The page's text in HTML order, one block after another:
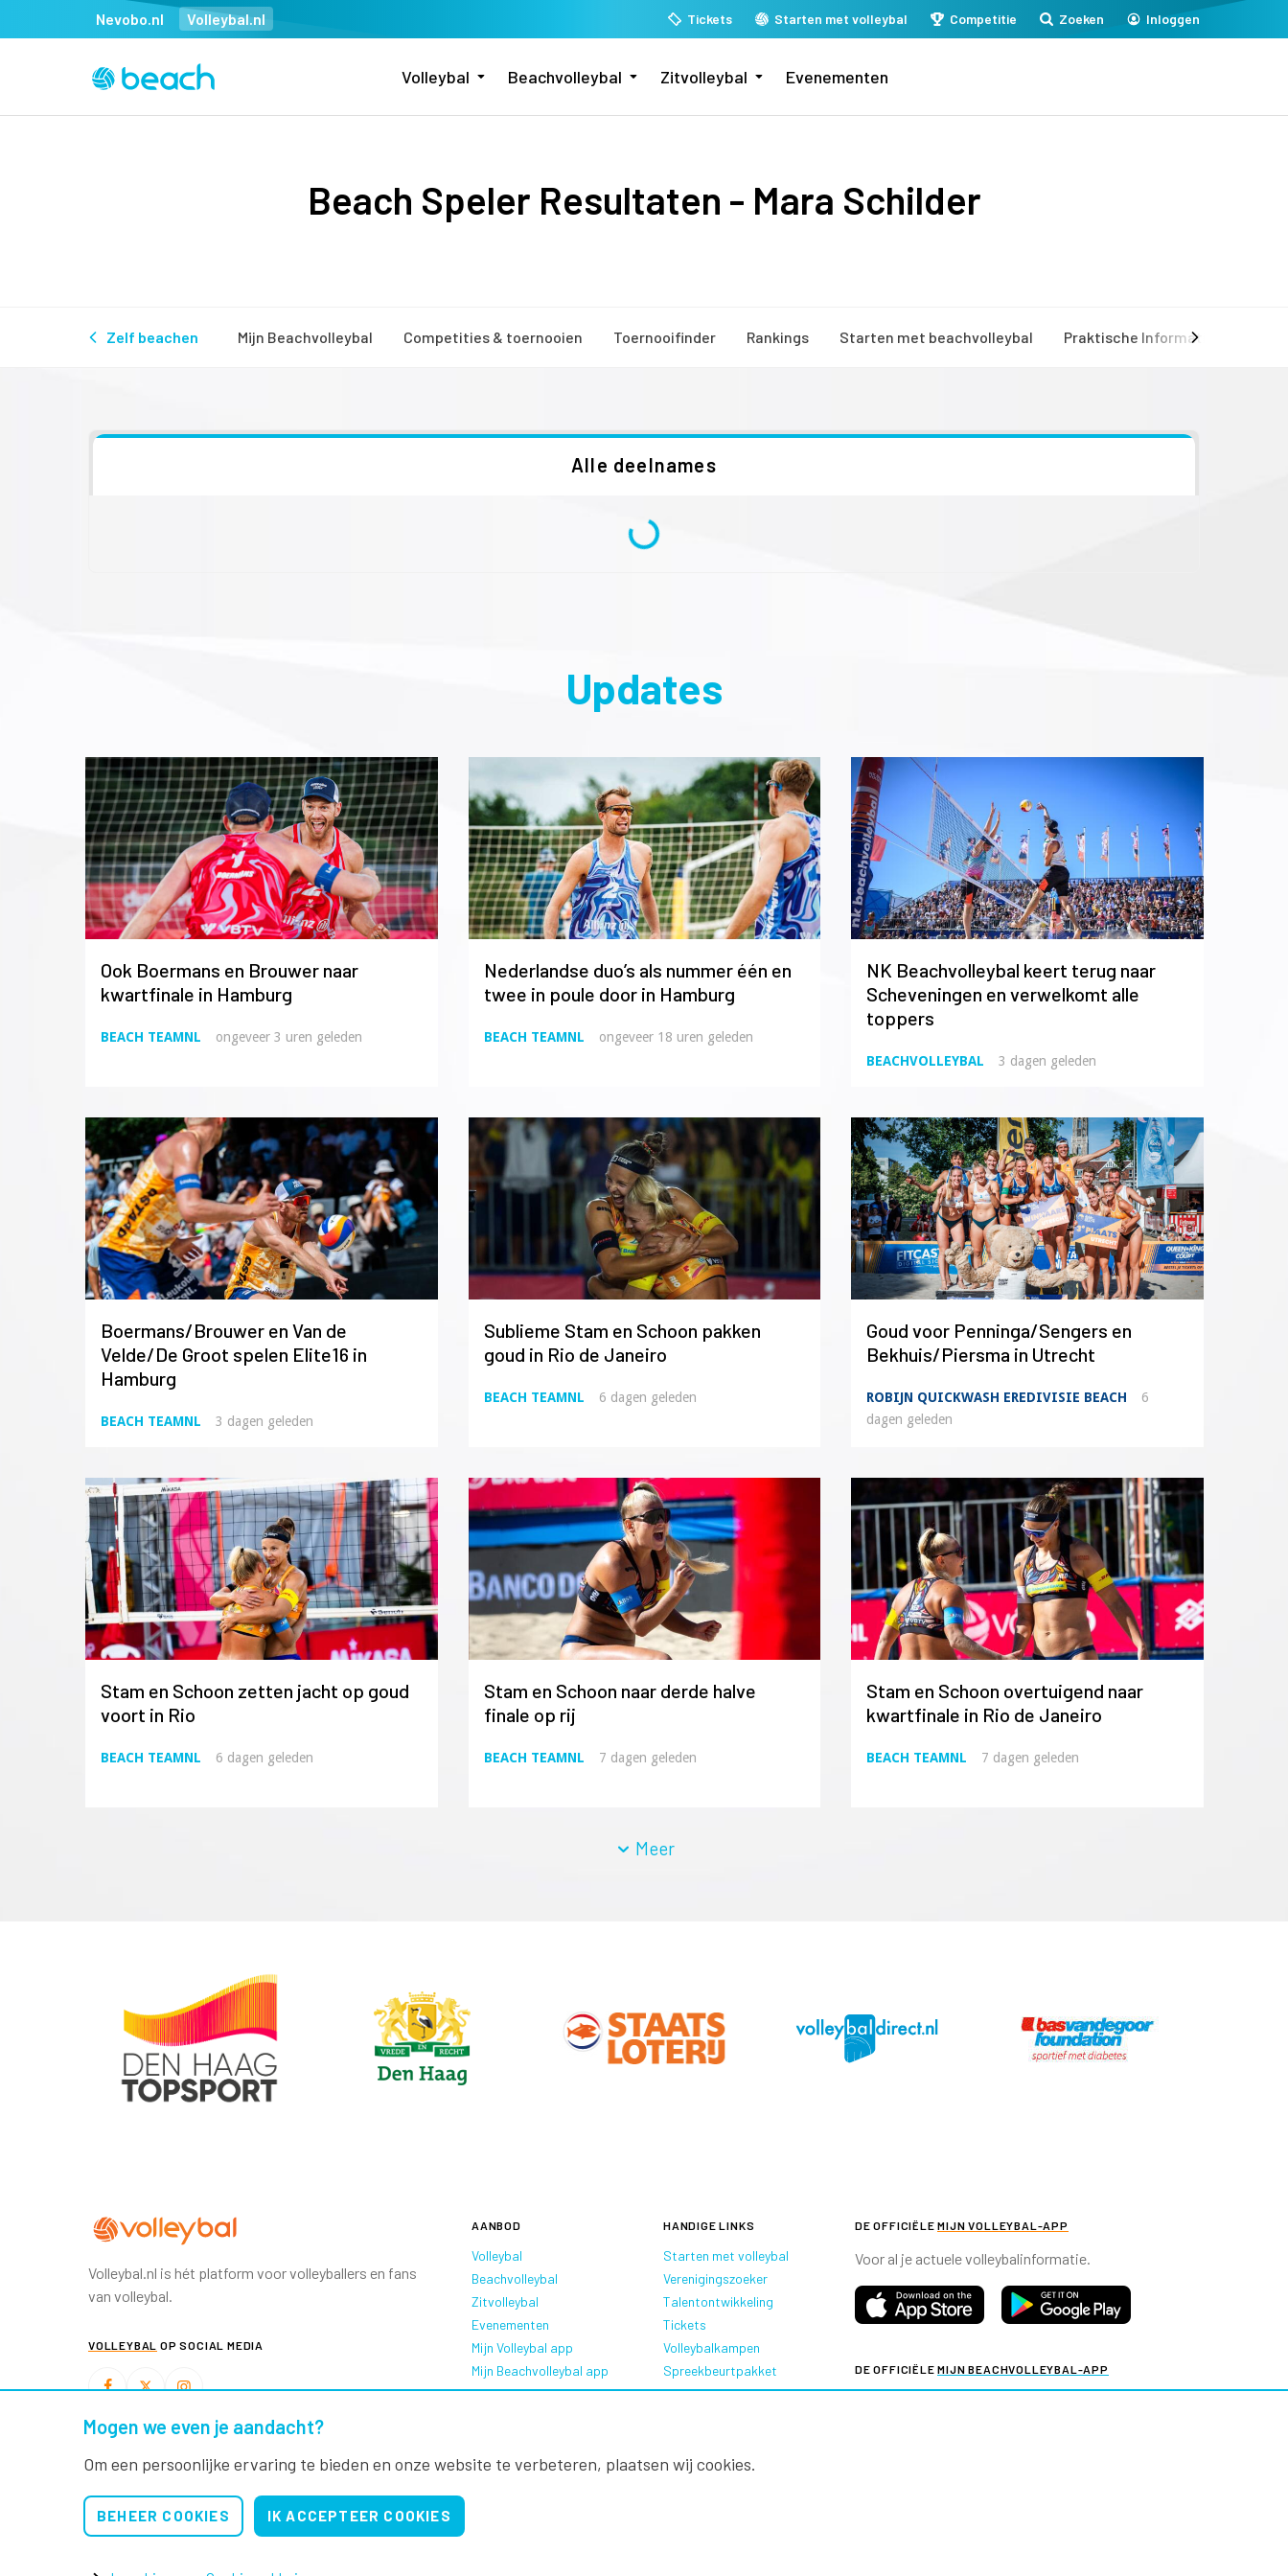
Nevobo.nl Volleybal.nl Tickets Starten met volleybal Competitie Zoeken Inloggen
Volleybal Beachvolleybal Zitvolleybal Evenementen
Beach Speler Resultaten - Mara Schilder
Zelf beachen Mijn Beachvolleybal Competities & toernooien Toernooifinder Rankings Starten met beachvolleybal Praktische Informatie
Alle deelnames
Updates
Ook Boermans en Brouwer naar
kwartfinale in Hamburg
BEACH TEAMNL ongeveer 3 uren geleden
Nederlandse duo’s als nummer één en
twee in poule door in Hamburg
BEACH TEAMNL ongeveer 18 uren geleden
NK Beachvolleybal keert terug naar
Scheveningen en verwelkomt alle
toppers
BEACHVOLLEYBAL 3 dagen geleden
Boermans/Brouwer en Van de
Velde/De Groot spelen Elite16 in
Hamburg
BEACH TEAMNL 3 dagen geleden
Sublieme Stam en Schoon pakken
goud in Rio de Janeiro
BEACH TEAMNL 6 dagen geleden
Goud voor Penninga/Sengers en
Bekhuis/Piersma in Utrecht
ROBIJN QUICKWASH EREDIVISIE BEACH
6
dagen geleden
Stam en Schoon zetten jacht op goud
voort in Rio
BEACH TEAMNL 6 dagen geleden
Stam en Schoon naar derde halve
finale op rij
BEACH TEAMNL 7 dagen geleden
Stam en Schoon overtuigend naar
kwartfinale in Rio de Janeiro
BEACH TEAMNL 7 dagen geleden
Meer
Volleybal.nl is hét platform voor volleyballers en fans
van volleybal.
VOLLEYBAL OP SOCIAL MEDIA
AANBOD
Volleybal
Beachvolleybal
Zitvolleybal
Evenementen
Mijn Volleybal app
Mijn Beachvolleybal app
HANDIGE LINKS
Starten met volleybal
Verenigingszoeker
Talentontwikkeling
Tickets
Volleybalkampen
Spreekbeurtpakket
Oranje Ambassadeurs
DE OFFICIËLEMIJN VOLLEYBAL-APP
Voor al je actuele volleybalinformatie.
DE OFFICIËLEMIJN BEACHVOLLEYBAL-APP
Mogen we even je aandacht?
Om een persoonlijke ervaring te bieden en onze website te verbeteren, plaatsen wij cookies.
BEHEER COOKIES IK ACCEPTEER COOKIES